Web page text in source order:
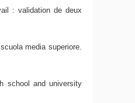
: validation de deux
media superiore.
school and university